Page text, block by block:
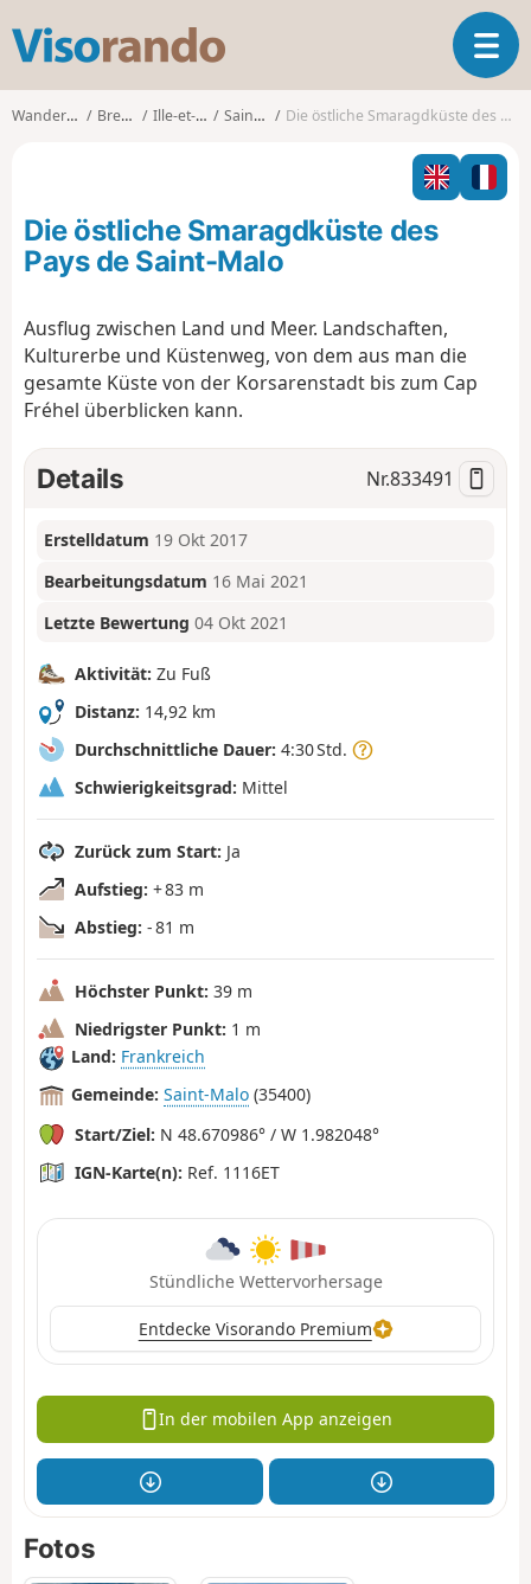
s
o
o
T
o
l
n
Wanderungen Bretagne Ille-et-Vilaine Saint-Malo Die östliche Smaragdküste des Pays de Saint-Malo
Die östliche Smaragdküste des
Pays de Saint-Malo
Ausflug zwischen Land und Meer. Landschaften,
Kulturerbe und Küstenweg, von dem aus man die
gesamte Küste von der Korsarenstadt bis zum Cap
Fréhel überblicken kann.
Details Nr.833491
Erstelldatum 19 Okt 2017
Bearbeitungsdatum 16 Mai 2021
Letzte Bewertung 04 Okt 2021
Aktivität: Zu Fuß
Distanz: 14,92 km
Durchschnittliche Dauer: 4:30 Std.
Schwierigkeitsgrad: Mittel
Zurück zum Start: Ja
Aufstieg: + 83 m
Abstieg: - 81 m
Höchster Punkt: 39 m
Niedrigster Punkt: 1 m
Land: Frankreich
Gemeinde: Saint-Malo (35400)
Start/Ziel: N 48.670986° / W 1.982048°
IGN-Karte(n): Ref. 1116ET
Stündliche Wettervorhersage
Entdecke Visorando Premium
In der mobilen App anzeigen
Fotos